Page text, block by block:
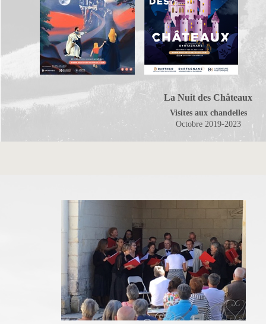
La Nuit des Châteaux
Visites aux chandelles
Octobre 2019-2023